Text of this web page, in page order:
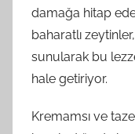
damağa hitap
baharatlı
sunularak bu
hale getiriyor.
Kremamsı ve